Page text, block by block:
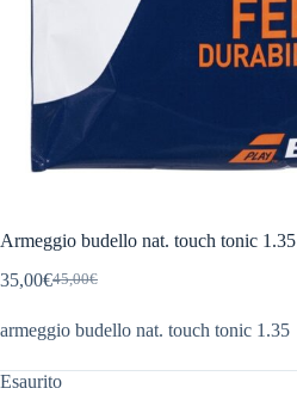
Armeggio budello nat. touch tonic 1.35
45,00€
Il
originale
45,00€.
35,00€Il
attuale
35,00€.
armeggio budello nat. touch tonic 1.35
Esaurito